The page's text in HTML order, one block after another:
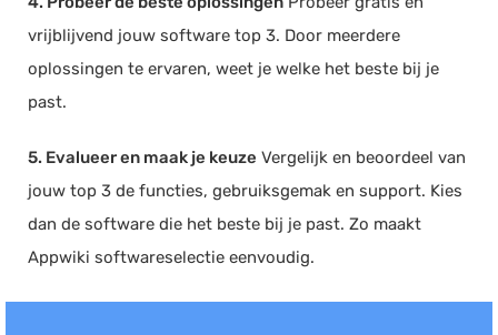
vrijblijvend jouw software top 3. Door meerdere
oplossingen te ervaren, weet je welke het beste bij je
past.
5. Evalueer en maak je keuze Vergelijk en beoordeel van
jouw top 3 de functies, gebruiksgemak en support. Kies
dan de software die het beste bij je past. Zo maakt
Appwiki softwareselectie eenvoudig.